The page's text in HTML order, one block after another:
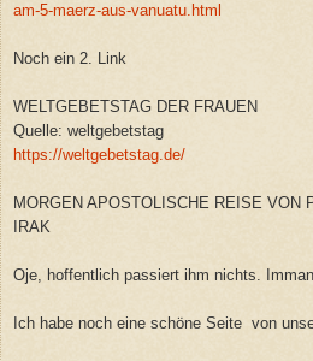
am-5-maerz-aus-vanuatu.html
Noch ein 2. Link
WELTGEBETSTAG DER FRAUEN
Quelle: weltgebetstag
https://weltgebetstag.de/
MORGEN APOSTOLISCHE REISE VON
IRAK
Oje, hoffentlich passiert ihm nichts.
Ich habe noch eine schöne Seite von